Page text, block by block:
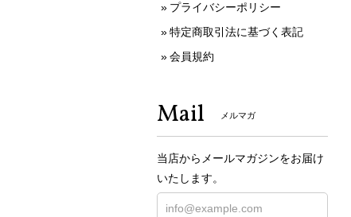
プライバシーポリシー
特定商取引法に基づく表記
会員規約
Mail メルマガ
当店からメールマガジンをお届け
いたします。